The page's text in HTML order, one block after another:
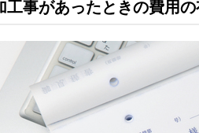
工事があったときの費用